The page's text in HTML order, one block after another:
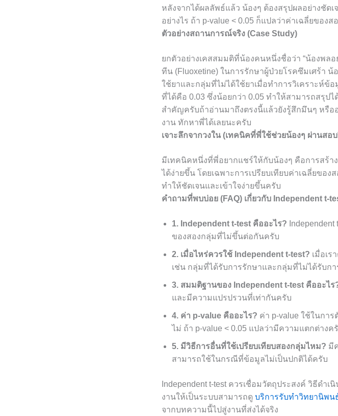
หลังจากได้ผลลัพธ์แล้ว น้องๆ ต้องสรุปผลอย่างชัดเ
อย่างไร ถ้า p-value < 0.05 ก็แปลว่าค่าเฉลี่ยขอ
ตัวอย่างสถานการณ์จริง (Case Study)
ยกตัวอย่างเคสสมมติที่น้องคนหนึ่งชื่อว่า “น้องพล
ทีน (Fluoxetine) ในการรักษาผู้ป่วยโรคซึมเศร้า
ใช้ยาและกลุ่มที่ไม่ได้ใช้ยาเมื่อทำการวิเคราะห์ข้
ที่ได้คือ 0.03 ซึ่งน้อยกว่า 0.05 ทำให้สามารถสรุป
สำคัญครับถ้าอ่านมาถึงตรงนี้แล้วยังรู้สึกมึนๆ หรือ
งาน ทักหาพี่ได้เลยนะครับ
เจาะลึกจากวงใน (เทคนิคที่พี่ใช้ช่วยน้องๆ ผ่านสอ
มีเทคนิคหนึ่งที่พี่อยากแชร์ให้กับน้องๆ คือการสร้
ได้ง่ายขึ้น โดยเฉพาะการเปรียบเทียบค่าเฉลี่ยขอ
ทำให้ชัดเจนและเข้าใจง่ายขึ้นครับ
คำถามที่พบบ่อย (FAQ) เกี่ยวกับ Independent t-
1. Independent t-test คืออะไร?
ของสองกลุ่มที่ไม่ขึ้นต่อกันครับ
2. เมื่อไหร่ควรใช้ Independent t-test? เมื่อเร
เช่น กลุ่มที่ได้รับการรักษาและกลุ่มที่ไม่ได้รับก
3. สมมติฐานของ Independent t-test คืออะไร
และมีความแปรปรวนที่เท่ากันครับ
4. ค่า p-value คืออะไร? ค่า p-value ใช้ในกา
ไม่ ถ้า p-value < 0.05 แปลว่ามีความแตกต่างค
5. มีวิธีการอื่นที่ใช้เปรียบเทียบสองกลุ่มไหม? มี
สามารถใช้ในกรณีที่ข้อมูลไม่เป็นปกติได้ครับ
Independent t-test ควรเชื่อมวัตถุประสงค์ วิธีด
งานให้เป็นระบบสามารถดู บริการรับทำวิทยานิพน
จากบทความนี้ไปสู่งานที่ส่งได้จริง